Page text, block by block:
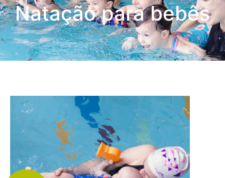
Natação para bebês